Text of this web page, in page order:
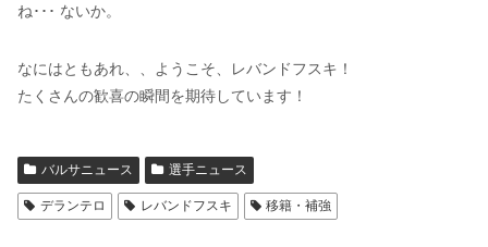
ね･･･ ないか。
なにはともあれ、、ようこそ、レバンドフスキ！
たくさんの歓喜の瞬間を期待しています！
バルサニュース 選手ニュース
デランテロ レバンドフスキ 移籍・補強